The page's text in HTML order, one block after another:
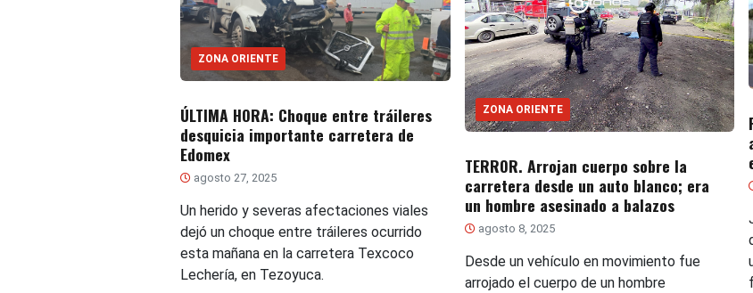
ZONA ORIENTE
ÚLTIMA HORA: Choque entre tráileres
desquicia importante carretera de
Edomex
agosto 27, 2025
Un herido y severas afectaciones viales
dejó un choque entre tráileres ocurrido
esta mañana en la carretera Texcoco
Lechería, en Tezoyuca.
ZONA ORIENTE
TERROR. Arrojan cuerpo sobre la
carretera desde un auto blanco; era
un hombre asesinado a balazos
agosto 8, 2025
Desde un vehículo en movimiento fue
arrojado el cuerpo de un hombre